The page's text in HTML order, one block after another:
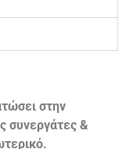
στην
συνεργάτες &